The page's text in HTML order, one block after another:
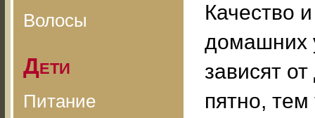
Волосы
Дети
Питание
Качество
домашних
зависят
пятно,